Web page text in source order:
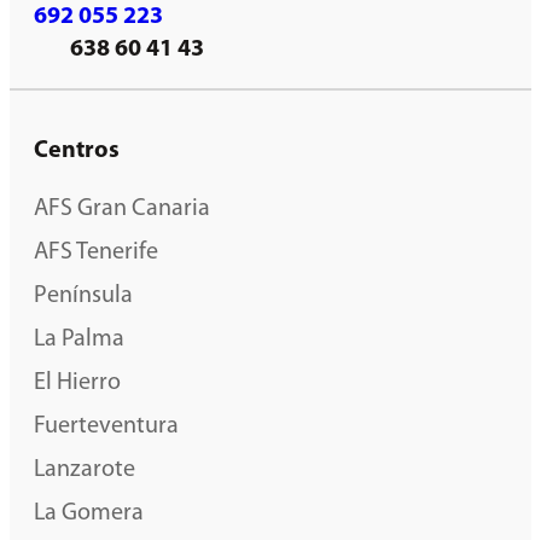
692 055 223
638 60 41 43
Centros
AFS Gran Canaria
AFS Tenerife
Península
La Palma
El Hierro
Fuerteventura
Lanzarote
La Gomera